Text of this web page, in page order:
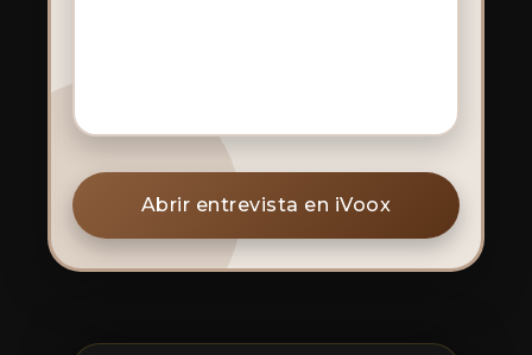
Abrir entrevista en iVoox